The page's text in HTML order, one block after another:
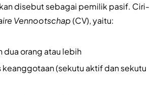
disebut sebagai pemilik pasif. Ciri-
Vennootschap(CV), yaitu:
dua orang atau lebih
keanggotaan (sekutu aktif dan sekutu